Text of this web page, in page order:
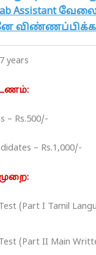
Assistant
years
– Rs.500/-
– Rs.1,000/-
(Part I Tamil
(Part II Main